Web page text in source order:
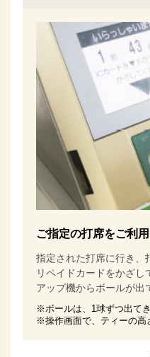
ご指定の打席をご利用
指定された打席に行き、
リペイドカードをかざし
アップ機からボールが出
※ボールは、1球ずつ出てき
※操作画面で、ティーの高